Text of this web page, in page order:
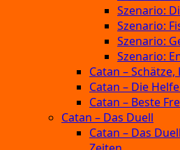
Szenario:
Szenario:
Szenario:
Szenario:
Catan –
Catan – Die
Catan – Beste
Catan – Das Duell
Catan – Das